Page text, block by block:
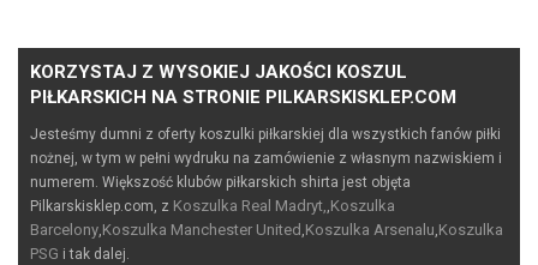
KORZYSTAJ Z WYSOKIEJ JAKOŚCI KOSZUL
PIŁKARSKICH NA STRONIE PILKARSKISKLEP.COM
Jesteśmy dumni z oferty koszulki piłkarskiej dla wszystkich fanów piłki
nożnej, w tym w pełni wydruku na zamówienie z własnym nazwiskiem i
numerem. Większość klubów piłkarskich shirta jest objęta
Pilkarskisklep.com, z Koszulka Real Madryt,,Koszulka
Barcelony,Koszulka Manchester United ,Koszulka Arsenalu,Koszulka
PSG i tak dalej.